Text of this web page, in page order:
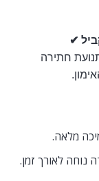
✔
חתירה
מלאה.
נוחה לאורך זמן.